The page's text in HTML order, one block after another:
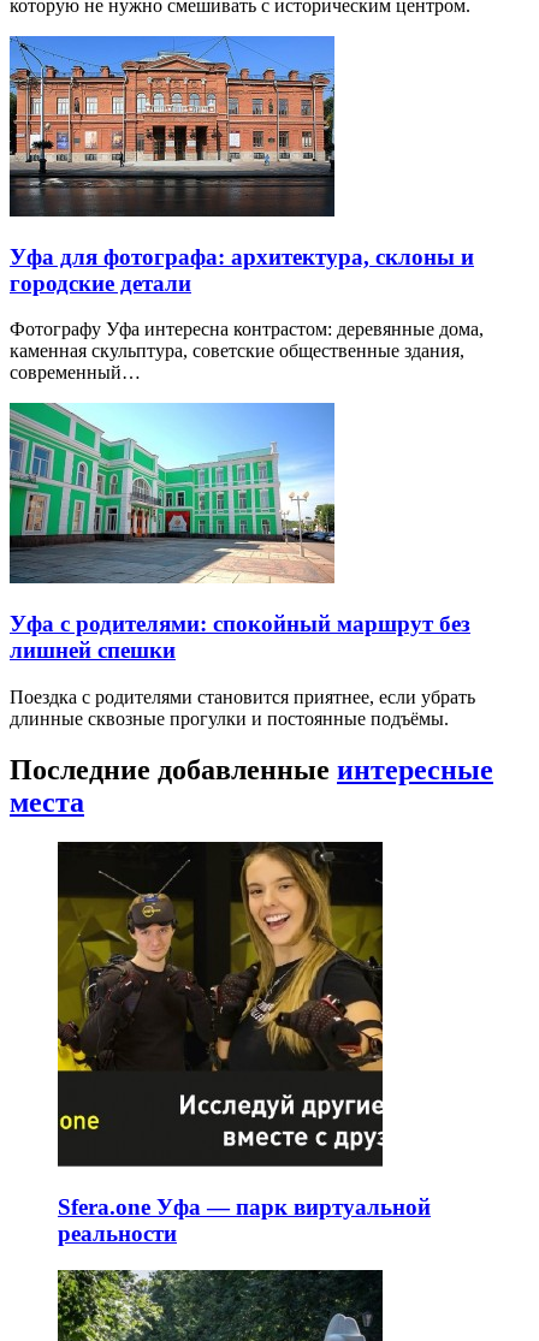
которую не нужно смешивать с историческим центром.
Уфа для фотографа: архитектура, склоны и
городские детали
Фотографу Уфа интересна контрастом: деревянные дома,
каменная скульптура, советские общественные здания,
современный…
Уфа с родителями: спокойный маршрут без
лишней спешки
Поездка с родителями становится приятнее, если убрать
длинные сквозные прогулки и постоянные подъёмы.
Последние добавленные интересные
места
Sfera.one Уфа — парк виртуальной
реальности